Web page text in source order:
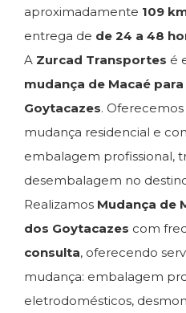
aproximadamente 109
entrega de de 24 a 48
A Zurcad Transportes é
mudança de Macaé
Goytacazes.
mudança residencial e
embalagem profissional,
desembalagem no
Realizamos Mudança de
dos Goytacazes com
consulta, oferecendo
mudança: embalagem
eletrodomésticos,